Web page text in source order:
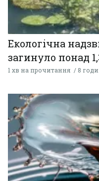
Екологічна
загинуло понад
1 хв на прочитання 8